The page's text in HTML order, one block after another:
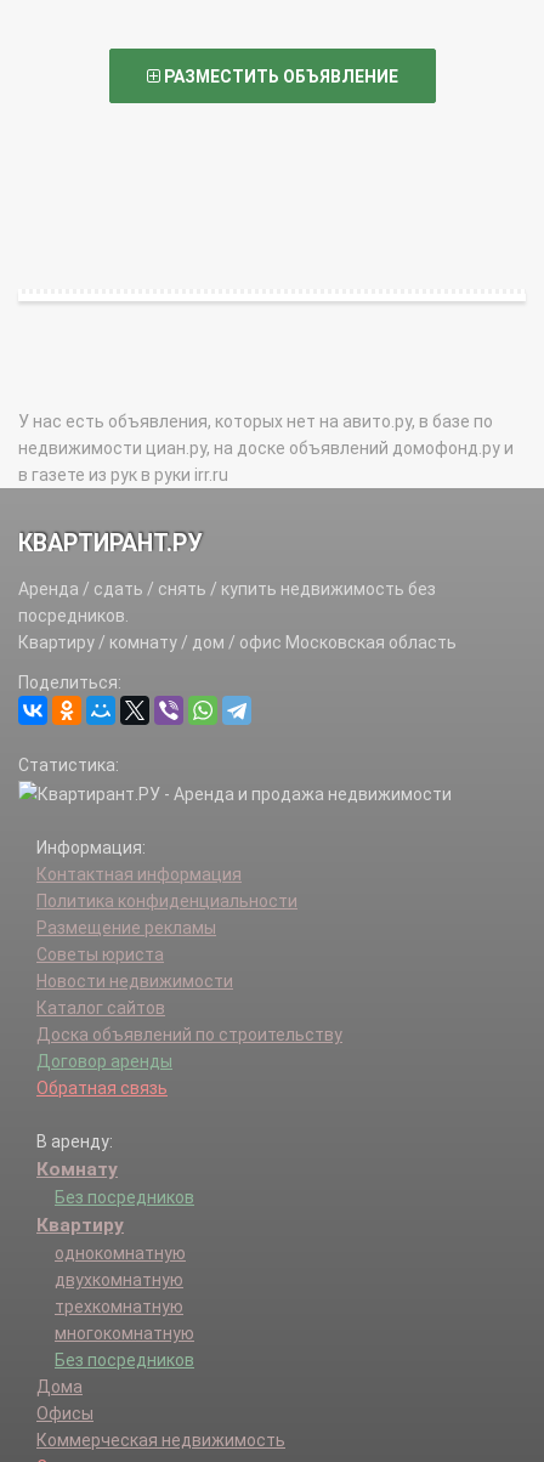
РАЗМЕСТИТЬ ОБЪЯВЛЕНИЕ
У нас есть объявления, которых нет на авито.ру, в базе по
недвижимости циан.ру, на доске объявлений домофонд.ру и
в газете из рук в руки irr.ru
КВАРТИРАНТ.РУ
Аренда / сдать / снять / купить недвижимость без
посредников.
Квартиру / комнату / дом / офис Московская область
Поделиться:
Статистика:
Информация:
Контактная информация
Политика конфиденциальности
Размещение рекламы
Советы юриста
Новости недвижимости
Каталог сайтов
Доска объявлений по строительству
Договор аренды
Обратная связь
В аренду:
Комнату
Без посредников
Квартиру
однокомнатную
двухкомнатную
трехкомнатную
многокомнатную
Без посредников
Дома
Офисы
Коммерческая недвижимость